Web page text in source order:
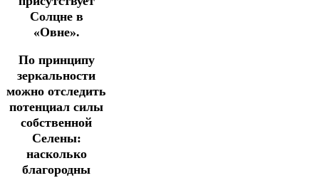
Солцне в
«Овне».
По принципу
зеркальности
можно отследить
потенциал силы
собственной
Селены:
насколько
благородны